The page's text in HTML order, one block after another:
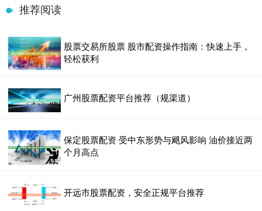
推荐阅读
股票交易所股票 股市配资操作指南：快速上手，
轻松获利
广州股票配资平台推荐（规渠道）
保定股票配资 受中东形势与飓风影响 油价接近两
个月高点
开远市股票配资，安全正规平台推荐